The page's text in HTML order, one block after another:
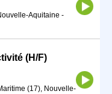
Aquitaine -
(H/F)
(17), Nouvelle-